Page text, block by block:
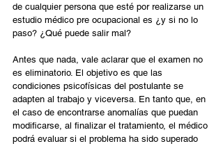
de cualquier persona que esté por realizarse un
estudio médico pre ocupacional es ¿y si no lo
paso? ¿Qué puede salir mal?
Antes que nada, vale aclarar que el examen no
es eliminatorio. El objetivo es que las
condiciones psicofísicas del postulante se
adapten al trabajo y viceversa. En tanto que, en
el caso de encontrarse anomalías que puedan
modificarse, al finalizar el tratamiento, el médico
podrá evaluar si el problema ha sido superado